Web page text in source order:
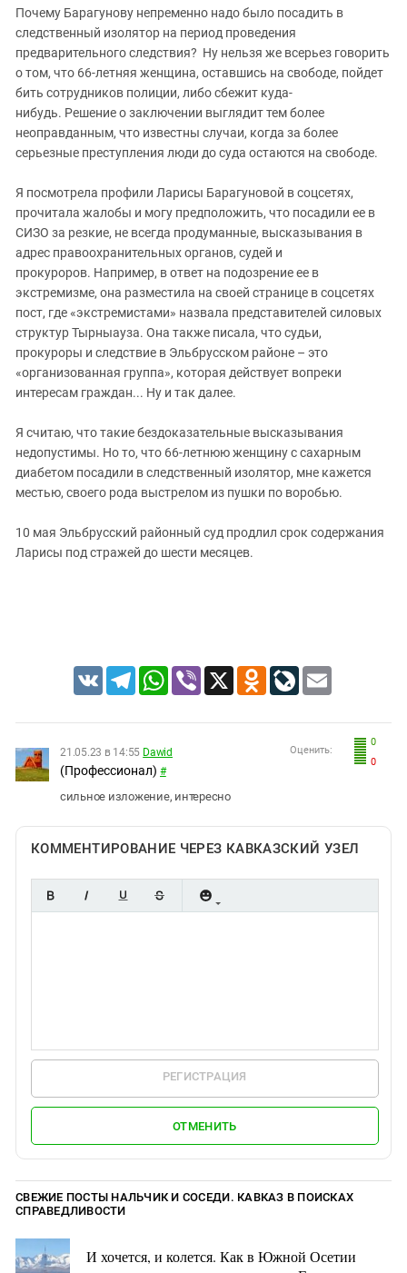
Почему Барагунову непременно надо было посадить в
следственный изолятор на период проведения
предварительного следствия? Ну нельзя же всерьез говорить
о том, что 66-летняя женщина, оставшись на свободе, пойдет
бить сотрудников полиции, либо сбежит куда-
нибудь. Решение о заключении выглядит тем более
неоправданным, что известны случаи, когда за более
серьезные преступления люди до суда остаются на свободе.
Я посмотрела профили Ларисы Барагуновой в соцсетях,
прочитала жалобы и могу предположить, что посадили ее в
СИЗО за резкие, не всегда продуманные, высказывания в
адрес правоохранительных органов, судей и
прокуроров. Например, в ответ на подозрение ее в
экстремизме, она разместила на своей странице в соцсетях
пост, где «экстремистами» назвала представителей силовых
структур Тырныауза. Она также писала, что судьи,
прокуроры и следствие в Эльбрусском районе – это
«организованная группа», которая действует вопреки
интересам граждан... Ну и так далее.
Я считаю, что такие бездоказательные высказывания
недопустимы. Но то, что 66-летнюю женщину с сахарным
диабетом посадили в следственный изолятор, мне кажется
местью, своего рода выстрелом из пушки по воробью.
10 мая Эльбрусский районный суд продлил срок содержания
Ларисы под стражей до шести месяцев.
VK TelegramWhatsApp
Viber X Odnoklassniki
LiveJournal
Email
0
0
Оценить:
21.05.23 в 14:55 Dawid
(Профессионал) #
сильное изложение, интересно
КОММЕНТИРОВАНИЕ ЧЕРЕЗ КАВКАЗСКИЙ УЗЕЛ
РЕГИСТРАЦИЯ
ОТМЕНИТЬ
СВЕЖИЕ ПОСТЫ НАЛЬЧИК И СОСЕДИ. КАВКАЗ В ПОИСКАХ
СПРАВЕДЛИВОСТИ
И хочется, и колется. Как в Южной Осетии